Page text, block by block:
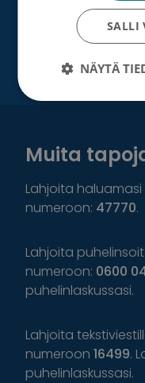
Yrityksille
Muita
Lahjoita
numeroon: 47770.
Lahjoita
numeroon: 0600
puhelinlaskussasi.
Lahjoita
numeroon 16499.
puhelinlaskussasi.
SALLI
NÄYTÄ